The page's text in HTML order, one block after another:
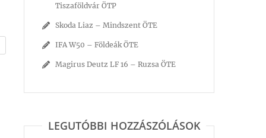
Tiszaföldvár ÖTP
Skoda Liaz – Mindszent ÖTE
IFA W50 – Földeák ÖTE
Magirus Deutz LF 16 – Ruzsa ÖTE
LEGUTÓBBI HOZZÁSZÓLÁSOK